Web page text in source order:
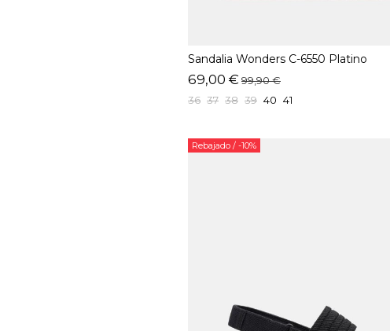
Sandalia Wonders C-6550 Platino
69,00 € 99,90 €
36 37 38 39 40 41
Rebajado / -10%